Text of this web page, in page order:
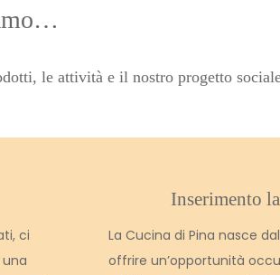
le attività e il nostro progetto
ci
Inserimento
La Cucina di Pina nasce
offrire un’opportunità